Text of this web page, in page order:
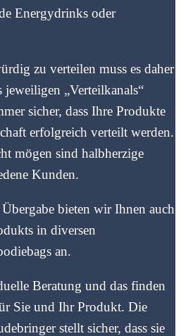
Energydrinks oder
zu verteilen muss es daher
jeweiligen „Verteilkanals“
sicher, dass Ihre Produkte
erfolgreich verteilt werden.
mögen sind halbherzige
Kunden.
bieten wir Ihnen auch
in diversen
an.
Beratung und das finden
Sie und Ihr Produkt. Die
stellt sicher, dass sie